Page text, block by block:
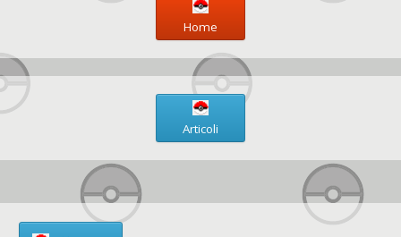
Home
Articoli